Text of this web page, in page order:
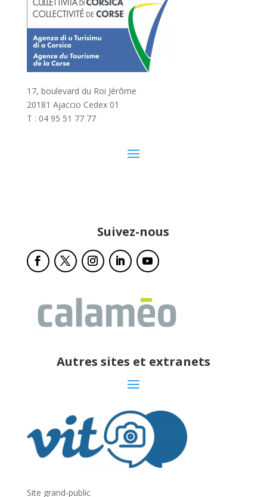
17, boulevard du Roi Jérôme
20181 Ajaccio Cedex 01
T : 04 95 51 77 77
Suivez-nous
Autres sites et extranets
Site grand-public